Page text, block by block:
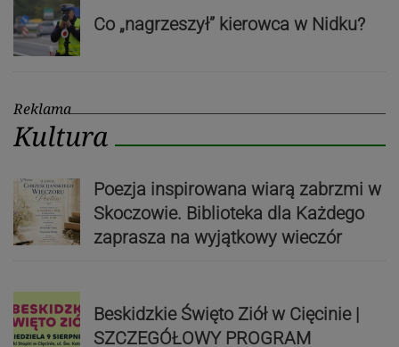
Co „nagrzeszył” kierowca w Nidku?
Reklama
Kultura
Poezja inspirowana wiarą zabrzmi w
Skoczowie. Biblioteka dla Każdego
zaprasza na wyjątkowy wieczór
Beskidzkie Święto Ziół w Cięcinie |
SZCZEGÓŁOWY PROGRAM